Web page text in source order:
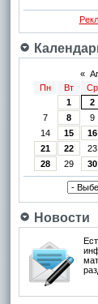
«
Пн
Вт Ср
1
2
7
8 9
14
15 16
21
22 23
28
29 30
Новости